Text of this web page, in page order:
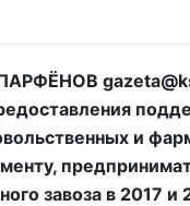
и
завоза в 2017